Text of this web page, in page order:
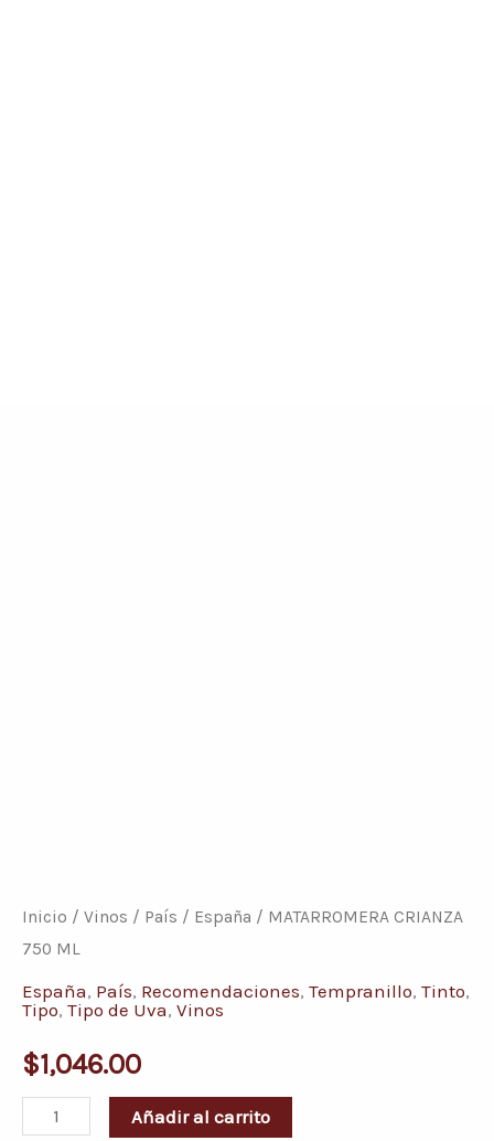
Inicio / Vinos / País / España / MATARROMERA CRIANZA
750 ML
España, País, Recomendaciones, Tempranillo, Tinto,
Tipo, Tipo de Uva, Vinos
$1,046.00
Añadir al carrito